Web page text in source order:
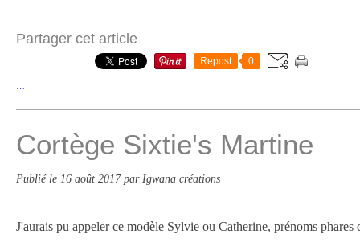
Partager cet article
Repost 0
Cortège Sixtie's Martine
Publié le 16 août 2017par Igwana créations
J'aurais pu appeler ce modèle Sylvie ou Catherine, prénoms phares